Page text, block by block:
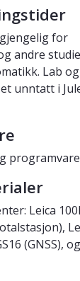
for
andre
Lab
unntatt i
Leica
(GNSS),